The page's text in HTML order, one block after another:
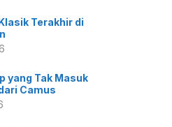
Terakhir di
yang Tak Masuk
Camus